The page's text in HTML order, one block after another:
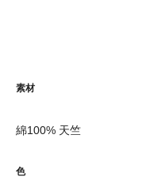
素材
綿100% 天竺
色